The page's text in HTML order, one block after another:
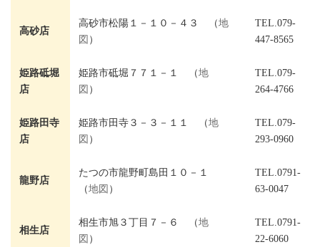
高砂店
高砂市松陽１－１０－４３ （地
図 ）
TEL.079-
447-8565
姫路砥堀
店
姫路市砥堀７７１－１ （地
図 ）
TEL.079-
264-4766
姫路田寺
店
姫路市田寺３－３－１１ （地
図 ）
TEL.079-
293-0960
龍野店
たつの市龍野町島田１０－１
（地図 ）
TEL.0791-
63-0047
相生店
相生市旭３丁目７－６ （地
図 ）
TEL.0791-
22-6060